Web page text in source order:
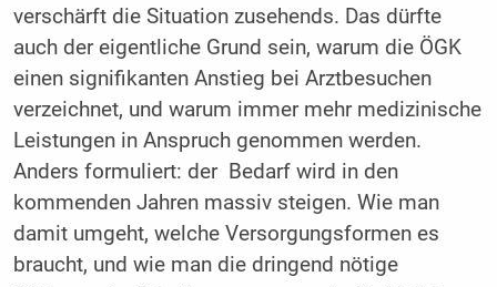
verschärft die Situation zusehends. Das dürfte
auch der eigentliche Grund sein, warum die ÖGK
einen signifikanten Anstieg bei Arztbesuchen
verzeichnet, und warum immer mehr medizinische
Leistungen in Anspruch genommen werden.
Anders formuliert: der Bedarf wird in den
kommenden Jahren massiv steigen. Wie man
damit umgeht, welche Versorgungsformen es
braucht, und wie man die dringend nötige